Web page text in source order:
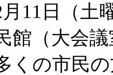
11日（土
館（大会
くの市民